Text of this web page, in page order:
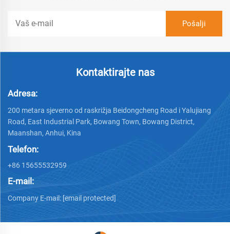
Kontaktirajte nas
Adresa:
200 metara sjeverno od raskrižja Beidongcheng Road i Yalujiang
Road, East Industrial Park, Bowang Town, Bowang District,
Maanshan, Anhui, Kina
Telefon:
+86 15655532959
E-mail:
Company E-mail: [email protected]